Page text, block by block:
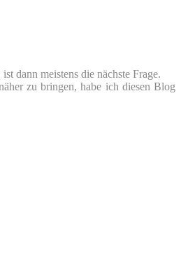
dann meistens die nächste Frage.
zu bringen, habe ich diesen Blog